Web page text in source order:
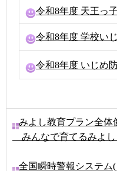
令和8年度 天王っ
令和8年度 学校い
令和8年度 いじめ
みよし教育プラン全体
みんなで育てるみよし
全国瞬時警報システム